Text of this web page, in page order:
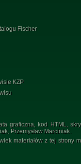
Fischer
KZP
graficzna, kod HTML,
Przemysław Marciniak.
materiałów z tej strony